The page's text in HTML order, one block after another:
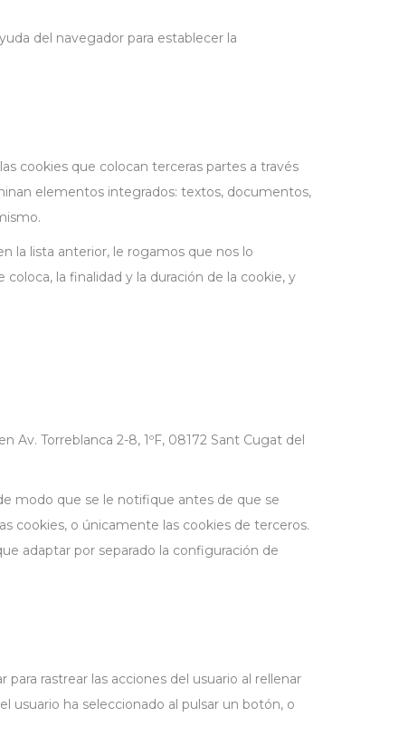
del navegador para establecer la
cookies que colocan terceras partes a través
elementos integrados: textos, documentos,
la lista anterior, le rogamos que nos lo
la finalidad y la duración de la cookie, y
Torreblanca 2-8, 1ºF, 08172 Sant Cugat del
modo que se le notifique antes de que se
cookies, o únicamente las cookies de terceros.
adaptar por separado la configuración de
rastrear las acciones del usuario al rellenar
usuario ha seleccionado al pulsar un botón, o